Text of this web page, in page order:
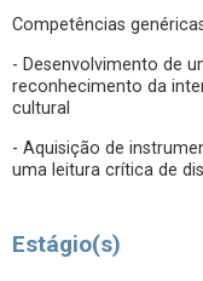
Competências
- Desenvolvimento de
reconhecimento da
cultural
- Aquisição de
uma leitura crítica de
Estágio(s)